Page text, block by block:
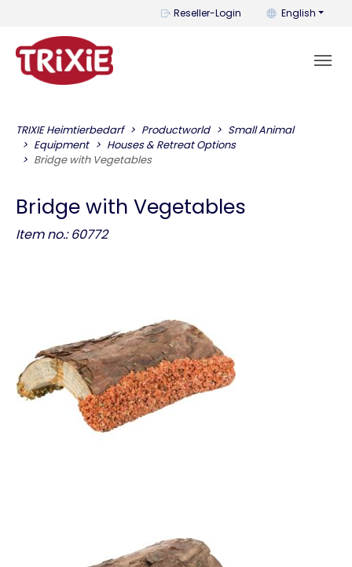
Reseller-Login You can
English
TRIXIE Heimtierbedarf Productworld
Small Animal
Equipment
Houses & Retreat Options
Bridge with Vegetables
Bridge with Vegetables
Item no.: 60772